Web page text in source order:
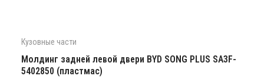
Кузовные части
Молдинг задней левой двери BYD SONG PLUS SA3F-
5402850 (пластмас)